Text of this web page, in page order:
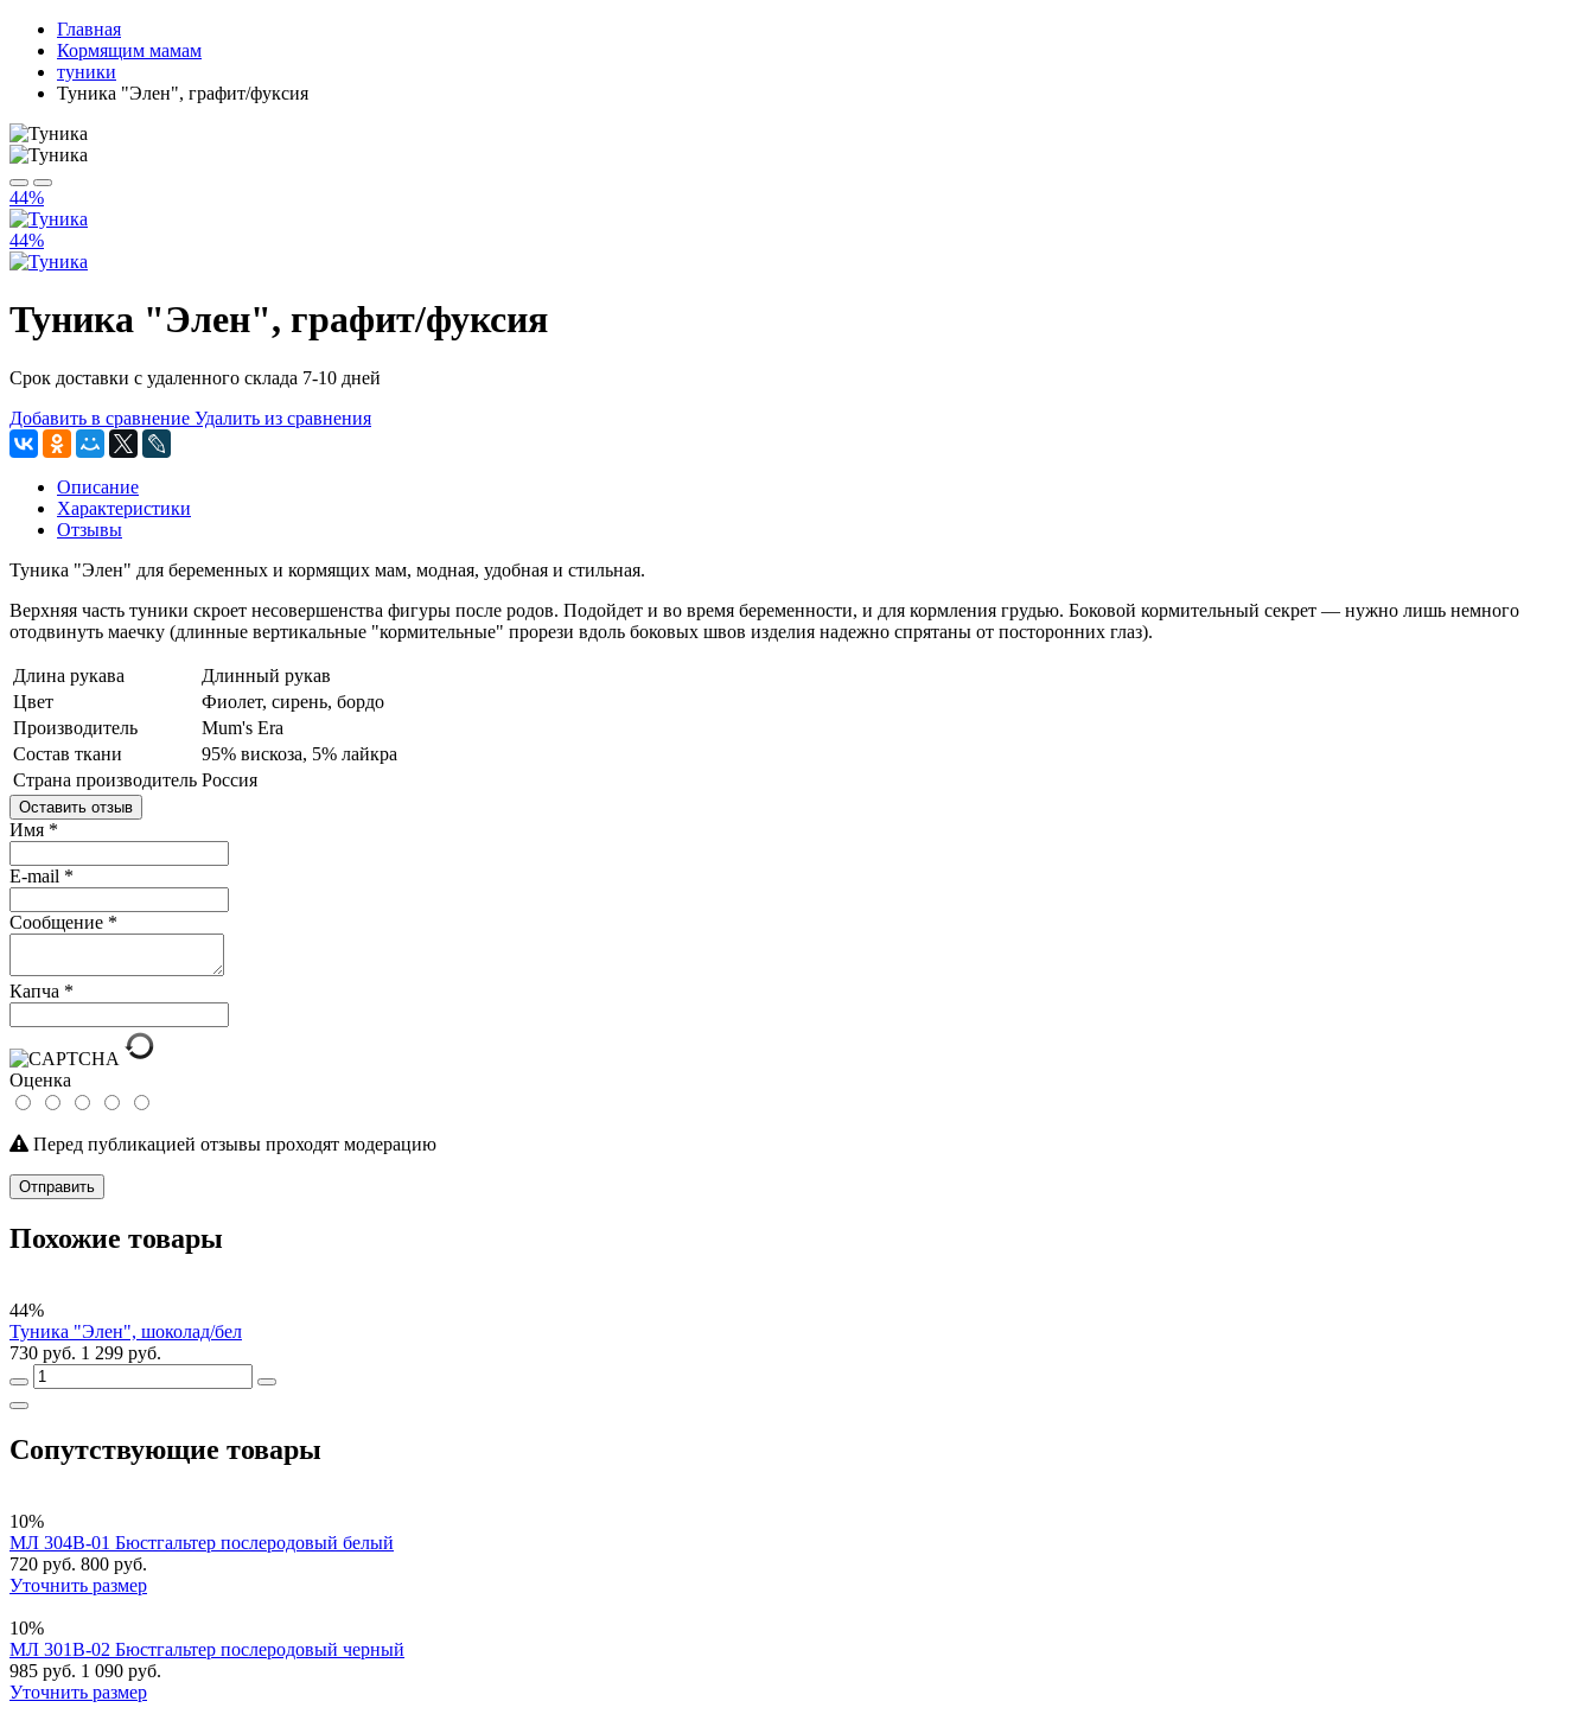
Главная
Кормящим мамам
туники
Туника "Элен", графит/фуксия
44%
44%
Туника "Элен", графит/фуксия
Срок доставки с удаленного склада 7-10 дней
Добавить в сравнение Удалить из сравнения
Описание
Характеристики
Отзывы
Туника "Элен" для беременных и кормящих мам, модная, удобная и стильная.
Верхняя часть туники скроет несовершенства фигуры после родов. Подойдет и во время беременности, и для кормления грудью. Боковой кормительный секрет — нужно лишь немного
отодвинуть маечку (длинные вертикальные "кормительные" прорези вдоль боковых швов изделия надежно спрятаны от посторонних глаз).
Длина рукава
Длинный рукав
Цвет
Фиолет, сирень, бордо
Производитель
Mum's Era
Состав ткани
95% вискоза, 5% лайкра
Страна производитель Россия
Оставить отзыв
Имя *
E-mail *
Сообщение *
Капча *
Оценка
Перед публикацией отзывы проходят модерацию
Отправить
Похожие товары
44%
Туника "Элен", шоколад/бел
730 руб. 1 299 руб.
Сопутствующие товары
10%
МЛ 304В-01 Бюстгальтер послеродовый белый
720 руб. 800 руб.
Уточнить размер
10%
МЛ 301В-02 Бюстгальтер послеродовый черный
985 руб. 1 090 руб.
Уточнить размер